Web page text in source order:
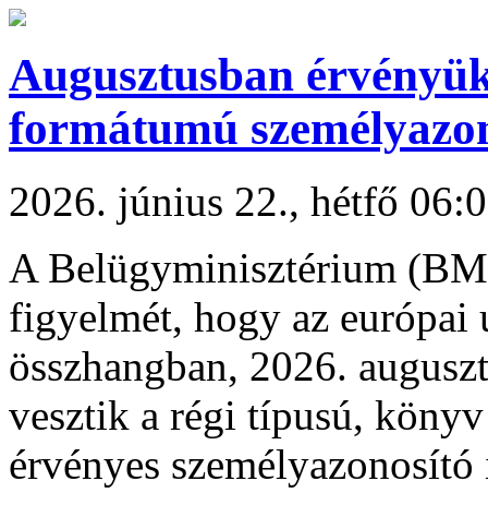
Augusztusban
formátumú
2026. június 22., hétfő
A Belügyminisztérium
figyelmét, hogy az európai
összhangban, 2026.
vesztik a régi típusú,
érvényes